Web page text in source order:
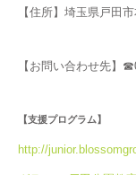
【住所】埼玉県戸田
【お問い合わせ先】
【支援プログラム】
http://